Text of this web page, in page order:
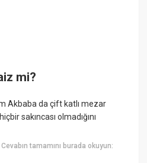
mi?
Akbaba da çift katlı mezar
sakıncası olmadığını
Cevabın tamamını burada okuyun: